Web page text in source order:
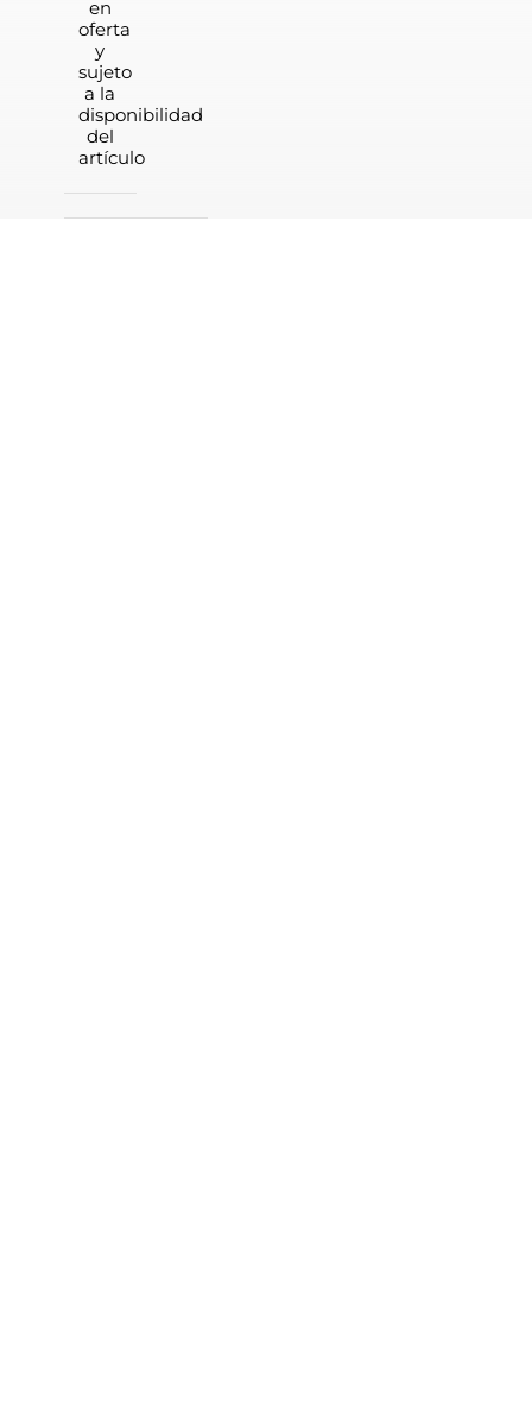
en
oferta
y
sujeto
a la
disponibilidad
del
artículo